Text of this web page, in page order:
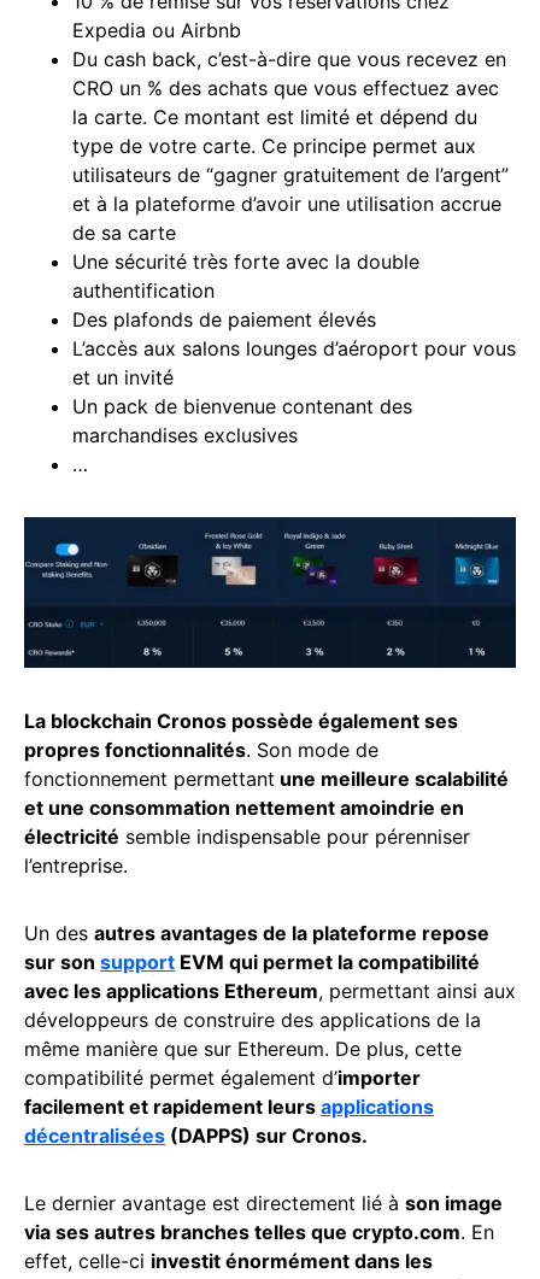
Expedia ou Airbnb
Du cash back, c’est-à-dire que vous recevez en
CRO un % des achats que vous effectuez avec
la carte. Ce montant est limité et dépend du
type de votre carte. Ce principe permet aux
utilisateurs de “gagner gratuitement de l’argent”
et à la plateforme d’avoir une utilisation accrue
de sa carte
Une sécurité très forte avec la double
authentification
Des plafonds de paiement élevés
L’accès aux salons lounges d’aéroport pour vous
et un invité
Un pack de bienvenue contenant des
marchandises exclusives
…
La blockchain Cronos possède également ses
propres fonctionnalités. Son mode de
fonctionnement permettant une meilleure scalabilité
et une consommation nettement amoindrie en
électricité semble indispensable pour pérenniser
l’entreprise.
Un des autres avantages de la plateforme repose
sur son support EVM qui permet la compatibilité
avec les applications Ethereum, permettant ainsi aux
développeurs de construire des applications de la
même manière que sur Ethereum. De plus, cette
compatibilité permet également d’importer
facilement et rapidement leurs applications
décentralisées (DAPPS) sur Cronos.
Le dernier avantage est directement lié à son image
via ses autres branches telles que crypto.com. En
effet, celle-ci investit énormément dans les